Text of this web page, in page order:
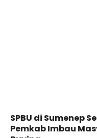
SPBU di Sumenep
Pemkab Imbau